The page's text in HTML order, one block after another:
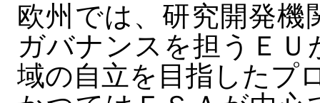
欧州では、研究開発
ガバナンスを担うＥ
域の自立を目指したプ